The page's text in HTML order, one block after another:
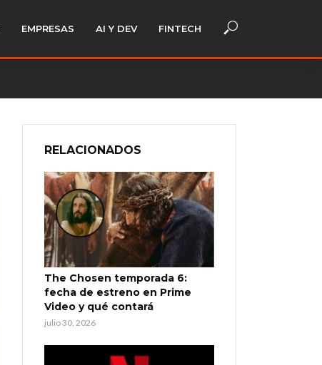
EMPRESAS AI Y DEV FINTECH
RELACIONADOS
The Chosen temporada 6:
fecha de estreno en Prime
Video y qué contará
julio 30, 2026